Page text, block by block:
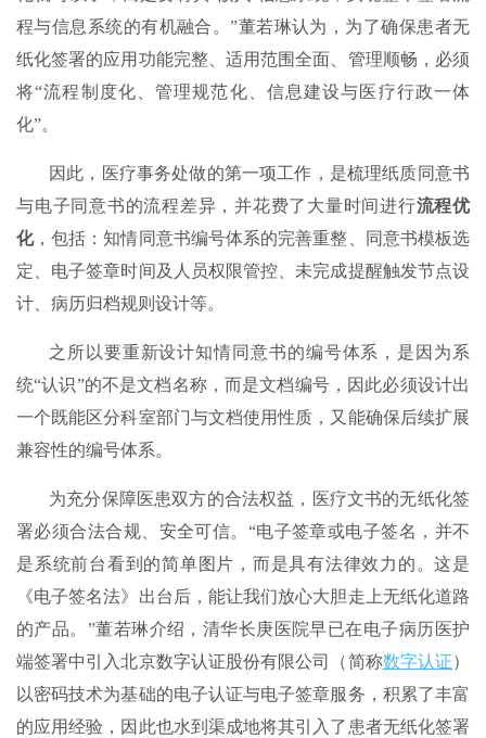
程与信息系统的有机融合。”董若琳认为，为了确保患者无
纸化签署的应用功能完整、适用范围全面、管理顺畅，必须
将“流程制度化、管理规范化、信息建设与医疗行政一体
化”。
因此，医疗事务处做的第一项工作，是梳理纸质同意书
与电子同意书的流程差异，并花费了大量时间进行流程优
化，包括：知情同意书编号体系的完善重整、同意书模板选
定、电子签章时间及人员权限管控、未完成提醒触发节点设
计、病历归档规则设计等。
之所以要重新设计知情同意书的编号体系，是因为系
统“认识”的不是文档名称，而是文档编号，因此必须设计出
一个既能区分科室部门与文档使用性质，又能确保后续扩展
兼容性的编号体系。
为充分保障医患双方的合法权益，医疗文书的无纸化签
署必须合法合规、安全可信。“电子签章或电子签名，并不
是系统前台看到的简单图片，而是具有法律效力的。这是
《电子签名法》出台后，能让我们放心大胆走上无纸化道路
的产品。”董若琳介绍，清华长庚医院早已在电子病历医护
端签署中引入北京数字认证股份有限公司（简称数字认证）
以密码技术为基础的电子认证与电子签章服务，积累了丰富
的应用经验，因此也水到渠成地将其引入了患者无纸化签署